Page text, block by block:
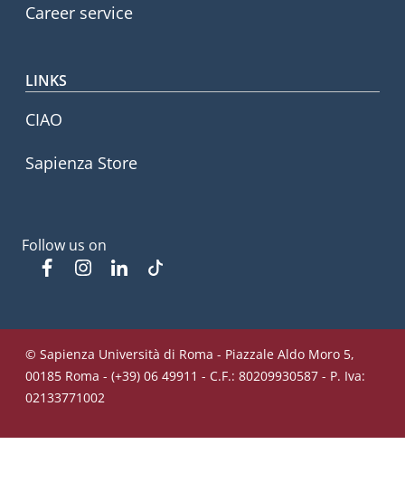
Career service
LINKS
CIAO
Sapienza Store
Follow us on
FacebookInstagram
Linkedin
© Sapienza Università di Roma - Piazzale Aldo Moro 5,
00185 Roma - (+39) 06 49911 - C.F.: 80209930587 - P. Iva:
02133771002